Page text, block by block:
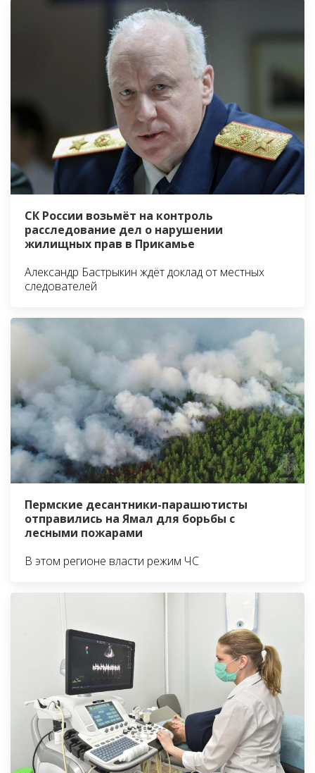
СК России возьмёт на контроль
расследование дел о нарушении
жилищных прав в Прикамье
Александр Бастрыкин ждёт доклад от местных
следователей
Пермские десантники-парашютисты
отправились на Ямал для борьбы с
лесными пожарами
В этом регионе власти режим ЧС